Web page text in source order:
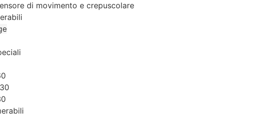
di movimento e crepuscolare